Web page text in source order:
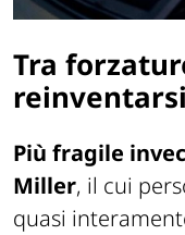
Tra
reinventarsi
Più fragile
Miller, il cui
quasi